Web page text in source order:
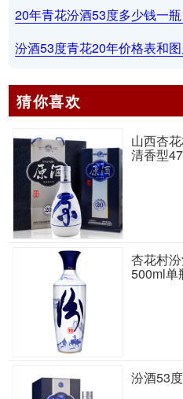
20年青花汾酒53度多少钱一
汾酒53度青花20年价格表和
猜你喜欢
山西杏
清香型
杏花村
500ml单
汾酒53